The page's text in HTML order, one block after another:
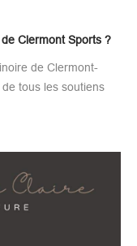
Clermont Sports ?
de Clermont-
tous les soutiens